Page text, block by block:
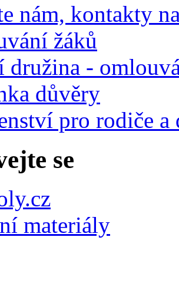
nám, kontakty
žáků
družina -
důvěry
pro rodiče
se
materiály